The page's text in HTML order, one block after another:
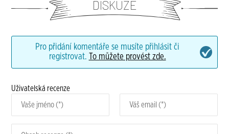
DISKUZE
Pro přidání komentáře se musíte přihlásit či
registrovat. To můžete provést zde.
Uživatelská recenze